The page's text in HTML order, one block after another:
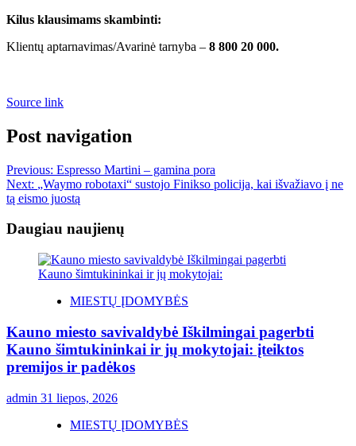
Kilus klausimams skambinti:
Klientų aptarnavimas/Avarinė tarnyba – 8 800 20 000.
Source link
Post navigation
Previous: Espresso Martini – gamina pora
Next: „Waymo robotaxi“ sustojo Finikso policija, kai išvažiavo į ne
tą eismo juostą
Daugiau naujienų
MIESTŲ ĮDOMYBĖS
Kauno miesto savivaldybė Iškilmingai pagerbti
Kauno šimtukininkai ir jų mokytojai: įteiktos
premijos ir padėkos
admin 31 liepos, 2026
MIESTŲ ĮDOMYBĖS